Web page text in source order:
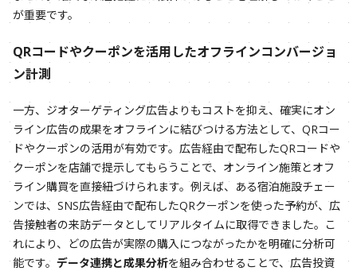
が重要です。
QRコードやクーポンを活用したオフラインコンバージョ
ン計測
一方、ジオターゲティング広告よりもコストを抑え、確実にオン
ライン広告の成果をオフラインに結びつける方法として、QRコー
ドやクーポンの活用が有効です。広告経由で配布したQRコードや
クーポンを店舗で提示してもらうことで、オンライン施策とオフ
ライン購買を直接紐づけられます。例えば、ある宿泊施設チェー
ンでは、SNS広告経由で配布したQRクーポンを使った予約が、広
告接触者の来訪データとしてリアルタイムに取得できました。こ
れにより、どの広告が実際の購入につながったかを明確に分析可
能です。 データ連携と成果分析を組み合わせることで、広告投資